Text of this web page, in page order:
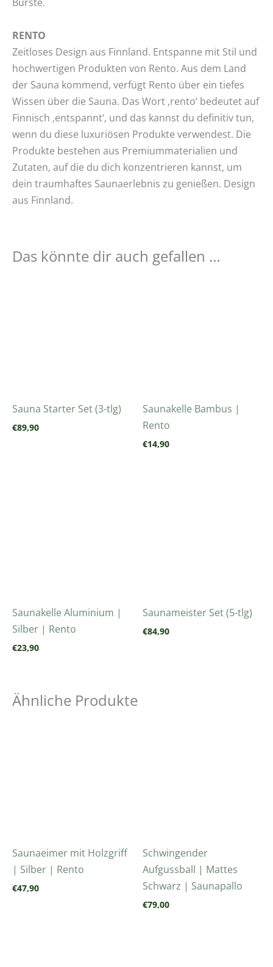
Bürste.
RENTO
Zeitloses Design aus Finnland. Entspanne mit Stil und
hochwertigen Produkten von Rento. Aus dem Land
der Sauna kommend, verfügt Rento über ein tiefes
Wissen über die Sauna. Das Wort ‚rento‘ bedeutet auf
Finnisch ‚entspannt‘, und das kannst du definitiv tun,
wenn du diese luxuriösen Produkte verwendest. Die
Produkte bestehen aus Premiummaterialien und
Zutaten, auf die du dich konzentrieren kannst, um
dein traumhaftes Saunaerlebnis zu genießen. Design
aus Finnland.
Das könnte dir auch gefallen …
Sauna Starter Set (3-tlg)
€89,90
Saunakelle Bambus |
Rento
€14,90
Saunakelle Aluminium |
Silber | Rento
€23,90
Saunameister Set (5-tlg)
€84,90
Ähnliche Produkte
Saunaeimer mit Holzgriff
| Silber | Rento
€47,90
Schwingender
Aufgussball | Mattes
Schwarz | Saunapallo
€79,00